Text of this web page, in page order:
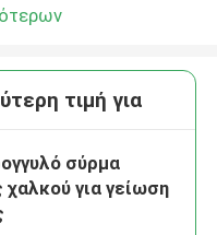
τιμή για
σύρμα
για γείωση